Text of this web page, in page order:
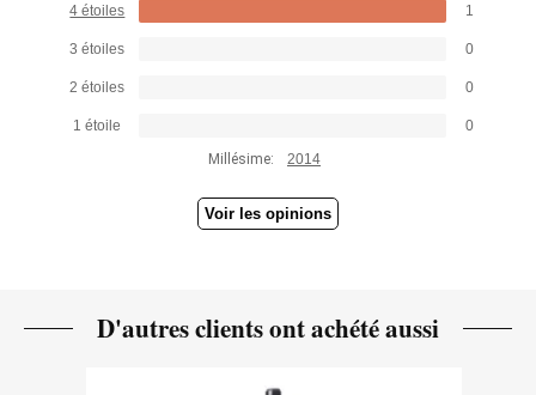
4 étoiles 1
3 étoiles 0
2 étoiles 0
1 étoile
0
Millésime:
2014
Voir les opinions
D'autres clients ont achété aussi